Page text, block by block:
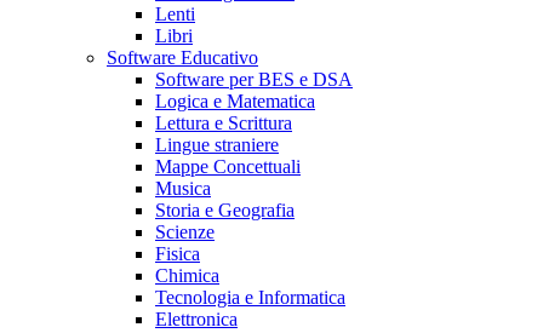
Lenti
Libri
Software Educativo
Software per BES e DSA
Logica e Matematica
Lettura e Scrittura
Lingue straniere
Mappe Concettuali
Musica
Storia e Geografia
Scienze
Fisica
Chimica
Tecnologia e Informatica
Elettronica